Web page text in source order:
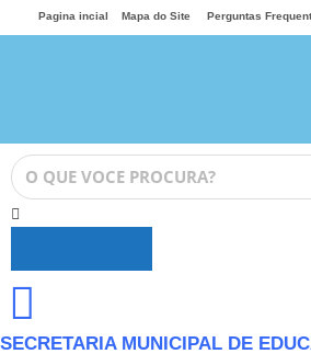
Pagina incial Mapa do Site Perguntas
SECRETARIA MUNICIPAL DE